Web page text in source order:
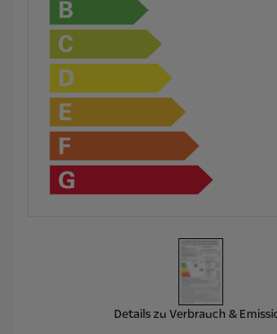
Details zu Verbrauch &